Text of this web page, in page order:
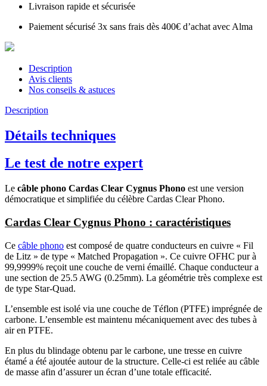
Livraison rapide et sécurisée
Paiement sécurisé 3x sans frais dès 400€ d’achat avec Alma
Description
Avis clients
Nos conseils & astuces
Description
Détails techniques
Le test de notre expert
Le câble phono Cardas Clear Cygnus Phono est une version
démocratique et simplifiée du célèbre Cardas Clear Phono.
Cardas Clear Cygnus Phono : caractéristiques
Ce câble phono est composé de quatre conducteurs en cuivre « Fil
de Litz » de type « Matched Propagation ». Ce cuivre OFHC pur à
99,9999% reçoit une couche de verni émaillé. Chaque conducteur a
une section de 25.5 AWG (0.25mm). La géométrie très complexe est
de type Star-Quad.
L’ensemble est isolé via une couche de Téflon (PTFE) imprégnée de
carbone. L’ensemble est maintenu mécaniquement avec des tubes à
air en PTFE.
En plus du blindage obtenu par le carbone, une tresse en cuivre
étamé a été ajoutée autour de la structure. Celle-ci est reliée au câble
de masse afin d’assurer un écran d’une totale efficacité.